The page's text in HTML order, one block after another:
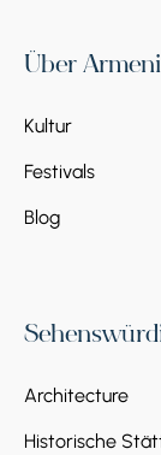
dem 6.
Über
Kultur
Festivals
Blog
Architecture
Historische